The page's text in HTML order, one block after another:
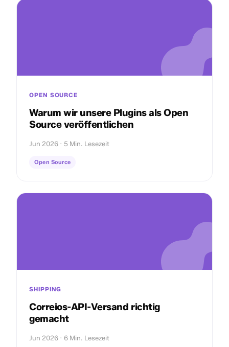
OPEN SOURCE
Warum wir unsere Plugins als Open
Source veröffentlichen
Jun 2026 · 5 Min. Lesezeit
Open Source
SHIPPING
Correios-API-Versand richtig
gemacht
Jun 2026 · 6 Min. Lesezeit